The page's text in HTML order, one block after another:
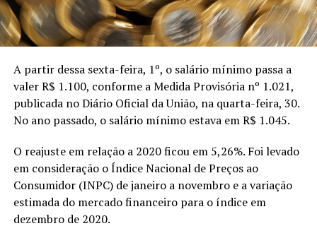
A partir dessa sexta-feira, 1º, o salário mínimo passa a
valer R$ 1.100, conforme a Medida Provisória nº 1.021,
publicada no Diário Oficial da União, na quarta-feira, 30.
No ano passado, o salário mínimo estava em R$ 1.045.
O reajuste em relação a 2020 ficou em 5,26%. Foi levado
em consideração o Índice Nacional de Preços ao
Consumidor (INPC) de janeiro a novembro e a variação
estimada do mercado financeiro para o índice em
dezembro de 2020.